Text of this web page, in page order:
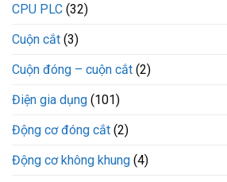
CPU PLC (32)
Cuộn cắt (3)
Cuộn đóng – cuộn cắt (2)
Điện gia dụng (101)
Động cơ đóng cắt (2)
Động cơ không khung (4)